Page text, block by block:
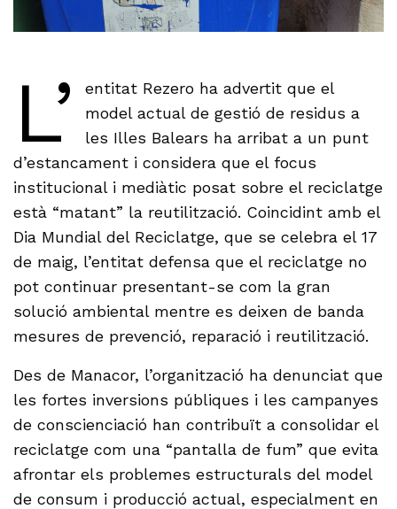
L’
entitat Rezero ha advertit que el
model actual de gestió de residus a
les Illes Balears ha arribat a un punt
d’estancament i considera que el focus
institucional i mediàtic posat sobre el reciclatge
està “matant” la reutilització. Coincidint amb el
Dia Mundial del Reciclatge, que se celebra el 17
de maig, l’entitat defensa que el reciclatge no
pot continuar presentant-se com la gran
solució ambiental mentre es deixen de banda
mesures de prevenció, reparació i reutilització.
Des de Manacor, l’organització ha denunciat que
les fortes inversions públiques i les campanyes
de conscienciació han contribuït a consolidar el
reciclatge com una “pantalla de fum” que evita
afrontar els problemes estructurals del model
de consum i producció actual, especialment en